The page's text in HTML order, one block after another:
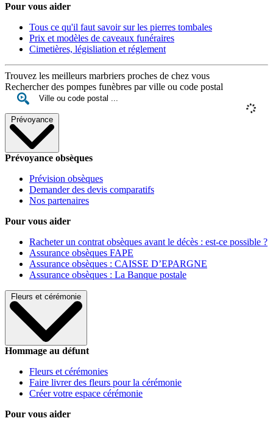
Pour vous aider
Tous ce qu'il faut savoir sur les pierres tombales
Prix et modèles de caveaux funéraires
Cimetières, législiation et réglement
Trouvez les meilleurs marbriers proches de chez vous
Rechercher des pompes funèbres par ville ou code postal
Prévoyance
Prévoyance obsèques
Prévision obsèques
Demander des devis comparatifs
Nos partenaires
Pour vous aider
Racheter un contrat obsèques avant le décès : est-ce possible ?
Assurance obsèques FAPE
Assurance obsèques : CAISSE D’EPARGNE
Assurance obsèques : La Banque postale
Fleurs et cérémonie
Hommage au défunt
Fleurs et cérémonies
Faire livrer des fleurs pour la cérémonie
Créer votre espace cérémonie
Pour vous aider